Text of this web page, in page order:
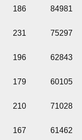
186 84981
231 75297
196 62843
179 60105
210 71028
167 61462